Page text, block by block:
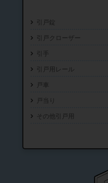
引戸錠
引戸クローザー
引手
引戸用レール
戸車
戸当り
その他引戸用